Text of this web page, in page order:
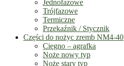
Jednofazowe
Trójfazowe
Termiczne
Przekaźnik / Stycznik
Części do nożyc zremb NM4-40
Cięgno – agrafka
Noże nowy typ
Noże stary typ